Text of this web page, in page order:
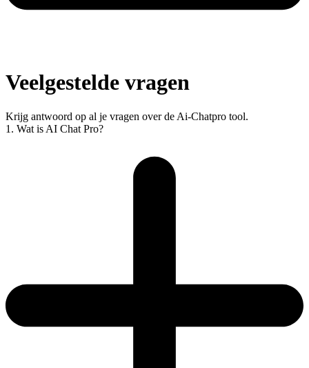
Veelgestelde vragen
Krijg antwoord op al je vragen over de Ai-Chatpro tool.
1. Wat is AI Chat Pro?